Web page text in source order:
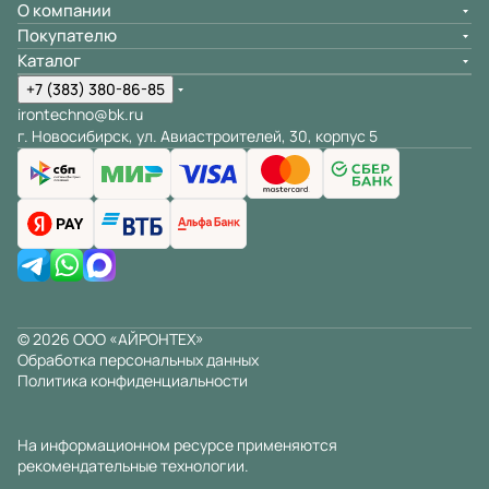
О компании
Покупателю
Каталог
+7 (383) 380-86-85
irontechno@bk.ru
г. Новосибирск, ул. Авиастроителей, 30, корпус 5
© 2026 ООО «АЙРОНТЕХ»
Обработка персональных данных
Политика конфиденциальности
На информационном ресурсе применяются
рекомендательные технологии.